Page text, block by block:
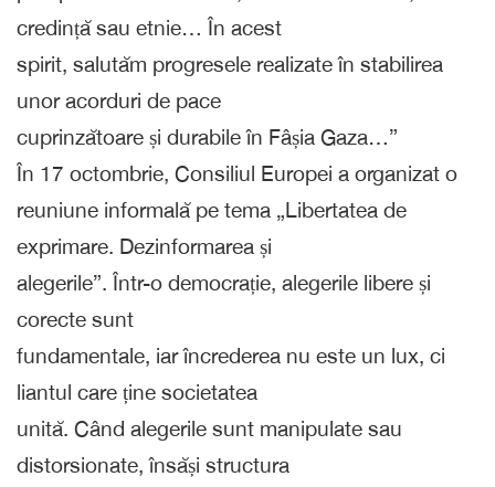
credință sau etnie… În acest
spirit, salutăm progresele realizate în stabilirea
unor acorduri de pace
cuprinzătoare și durabile în Fâșia Gaza…”
În 17 octombrie, Consiliul Europei a organizat o
reuniune informală pe tema „Libertatea de
exprimare. Dezinformarea și
alegerile”. Într-o democrație, alegerile libere și
corecte sunt
fundamentale, iar încrederea nu este un lux, ci
liantul care ține societatea
unită. Când alegerile sunt manipulate sau
distorsionate, însăși structura